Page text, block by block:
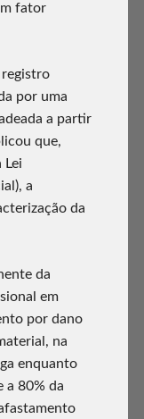
fator
registro
por uma
a partir
que,
Lei
a
da
da
em
por dano
na
enquanto
a 80% da